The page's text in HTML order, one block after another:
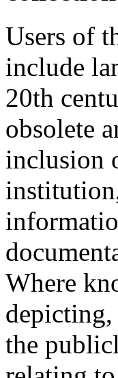
Users of
include
20th
obsolete
inclusion
Where
the